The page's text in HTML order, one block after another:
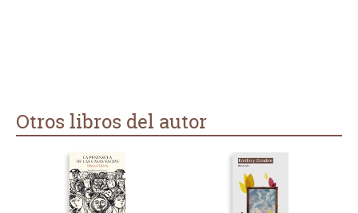
Otros libros del autor